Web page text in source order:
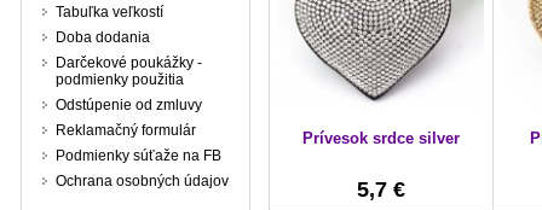
Tabuľka veľkostí
Doba dodania
Darčekové poukážky -
podmienky použitia
Odstúpenie od zmluvy
Reklamačný formulár
Podmienky súťaže na FB
Ochrana osobných údajov
Prívesok srdce silver
5,7 €